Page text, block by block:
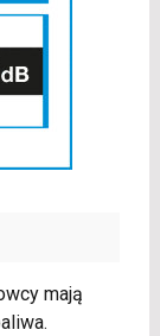
mają